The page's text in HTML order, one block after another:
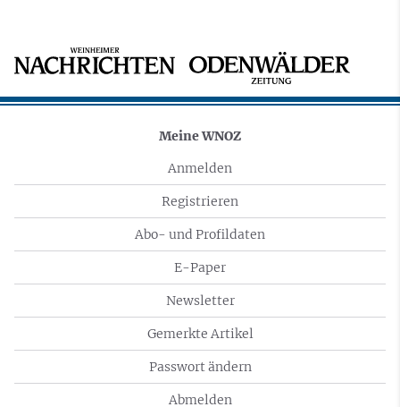
Meine WNOZ
Anmelden
Registrieren
Abo- und Profildaten
E-Paper
Newsletter
Gemerkte Artikel
Passwort ändern
Abmelden